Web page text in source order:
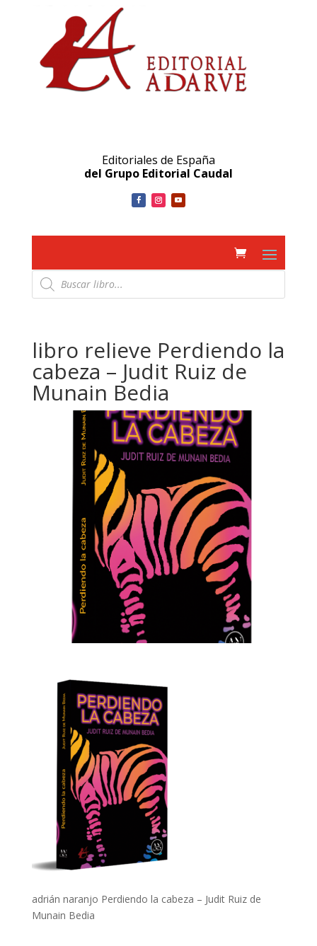
Editoriales de España
del Grupo Editorial Caudal
Búsqueda
de
productos
libro relieve Perdiendo la
cabeza – Judit Ruiz de
Munain Bedia
adrián naranjo Perdiendo la cabeza – Judit Ruiz de
Munain Bedia